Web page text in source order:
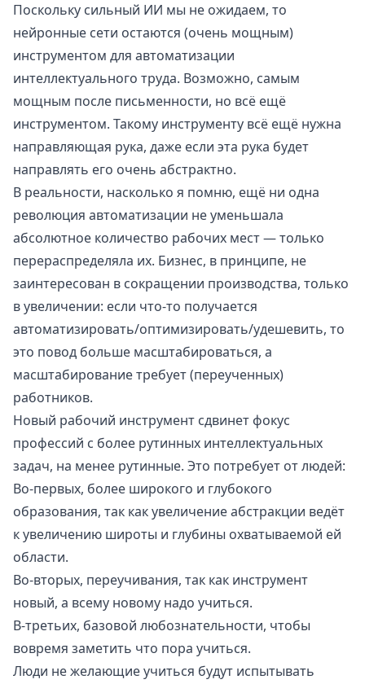
Поскольку сильный ИИ мы не ожидаем, то
нейронные сети остаются (очень мощным)
инструментом для автоматизации
интеллектуального труда. Возможно, самым
мощным после письменности, но всё ещё
инструментом. Такому инструменту всё ещё нужна
направляющая рука, даже если эта рука будет
направлять его очень абстрактно.
В реальности, насколько я помню, ещё ни одна
революция автоматизации не уменьшала
абсолютное количество рабочих мест — только
перераспределяла их. Бизнес, в принципе, не
заинтересован в сокращении производства, только
в увеличении: если что-то получается
автоматизировать/оптимизировать/удешевить, то
это повод больше масштабироваться, а
масштабирование требует (переученных)
работников.
Новый рабочий инструмент сдвинет фокус
профессий с более рутинных интеллектуальных
задач, на менее рутинные. Это потребует от людей:
Во-первых, более широкого и глубокого
образования, так как увеличение абстракции ведёт
к увеличению широты и глубины охватываемой ей
области.
Во-вторых, переучивания, так как инструмент
новый, а всему новому надо учиться.
В-третьих, базовой любознательности, чтобы
вовремя заметить что пора учиться.
Люди не желающие учиться будут испытывать